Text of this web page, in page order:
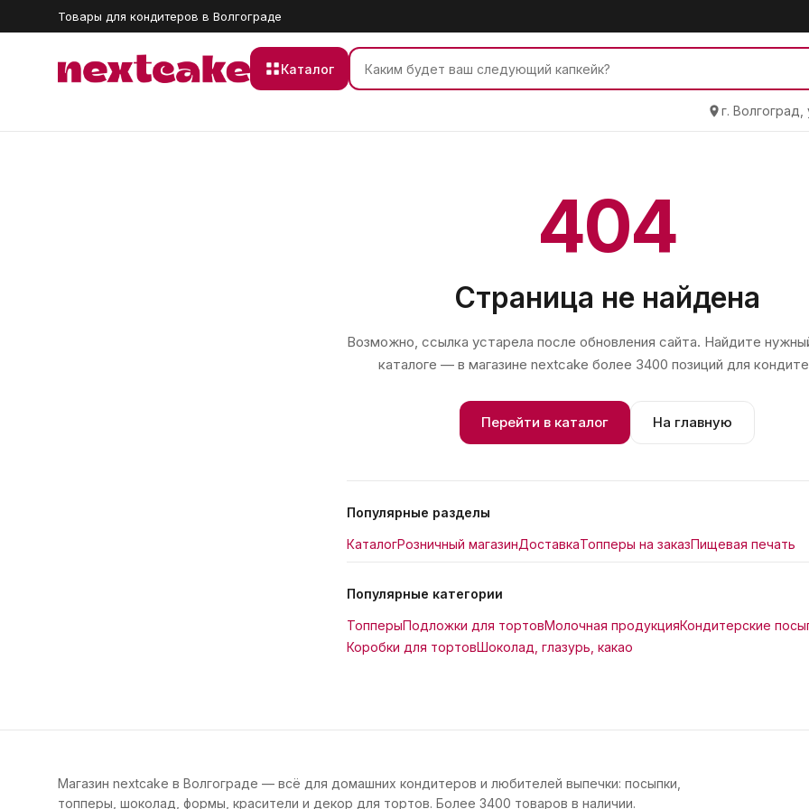
Товары для кондитеров в Волгограде
Каталог
г.
404
Страница не найдена
Возможно, ссылка устарела после обновления сайта. Найдите
каталоге — в магазине nextcake более 3400 позиций для
Перейти в каталог На главную
Популярные разделы
КаталогРозничный магазинДоставкаТопперы на заказПищевая печать
Популярные категории
ТопперыПодложки для тортовМолочная продукцияКондитерские
Коробки для тортовШоколад, глазурь, какао
Магазин nextcake в Волгограде — всё для домашних кондитеров и любителей выпечки: посыпки,
топперы, шоколад, формы, красители и декор для тортов. Более 3400 товаров в наличии.